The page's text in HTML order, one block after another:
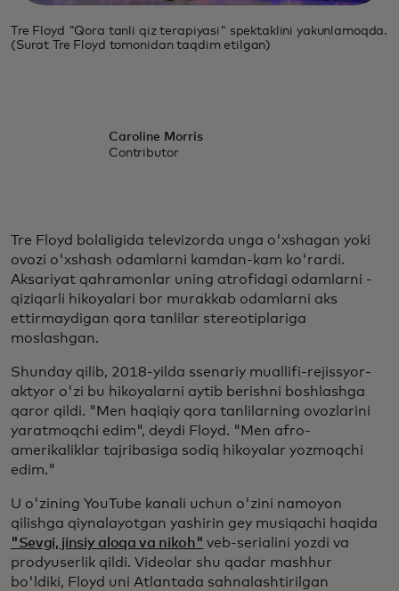
Tre Floyd "Qora tanli qiz terapiyasi" spektaklini yakunlamoqda.
(Surat Tre Floyd tomonidan taqdim etilgan)
Caroline Morris
Contributor
Tre Floyd bolaligida televizorda unga o'xshagan yoki
ovozi o'xshash odamlarni kamdan-kam ko'rardi.
Aksariyat qahramonlar uning atrofidagi odamlarni -
qiziqarli hikoyalari bor murakkab odamlarni aks
ettirmaydigan qora tanlilar stereotiplariga
moslashgan.
Shunday qilib, 2018-yilda ssenariy muallifi-rejissyor-
aktyor o'zi bu hikoyalarni aytib berishni boshlashga
qaror qildi. "Men haqiqiy qora tanlilarning ovozlarini
yaratmoqchi edim", deydi Floyd. "Men afro-
amerikaliklar tajribasiga sodiq hikoyalar yozmoqchi
edim."
U o'zining YouTube kanali uchun o'zini namoyon
qilishga qiynalayotgan yashirin gey musiqachi haqida
"Sevgi, jinsiy aloqa va nikoh" veb-serialini yozdi va
prodyuserlik qildi. Videolar shu qadar mashhur
bo'ldiki, Floyd uni Atlantada sahnalashtirilgan